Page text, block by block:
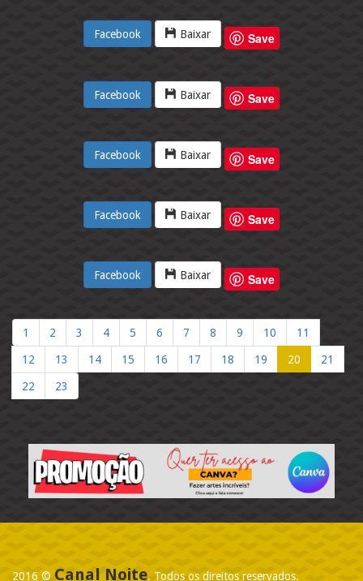
Facebook Baixar Save
Facebook Baixar Save
Facebook Baixar Save
Facebook Baixar Save
Facebook Baixar Save
1 2 3 4 5 6 7 8 9 10 11
12 13 14 15 16 17 18 19 20 21
22 23
2016 © Canal Noite. Todos os direitos reservados.